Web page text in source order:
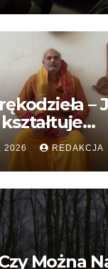
–
2026 REDAKCJA
Można